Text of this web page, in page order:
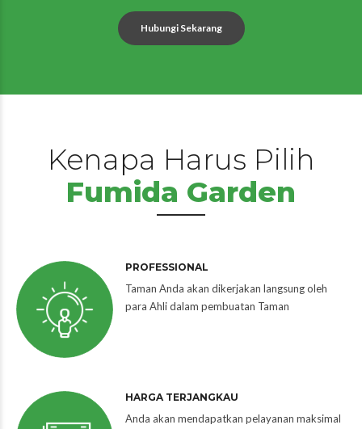
Hubungi Sekarang
Kenapa Harus Pilih
Fumida Garden
PROFESSIONAL
Taman Anda akan dikerjakan langsung oleh
para Ahli dalam pembuatan Taman
HARGA TERJANGKAU
Anda akan mendapatkan pelayanan maksimal